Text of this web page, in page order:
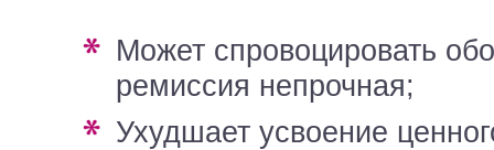
может спровоцировать обострение, если
ремиссия непрочная;
ухудшает усвоение ценного для